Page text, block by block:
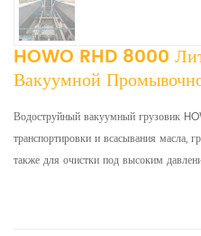
HOWO RHD 8000
Вакуумной
Водоструйный вакуумный грузовик
транспортировки и всасывания масла,
также для очистки под высоким